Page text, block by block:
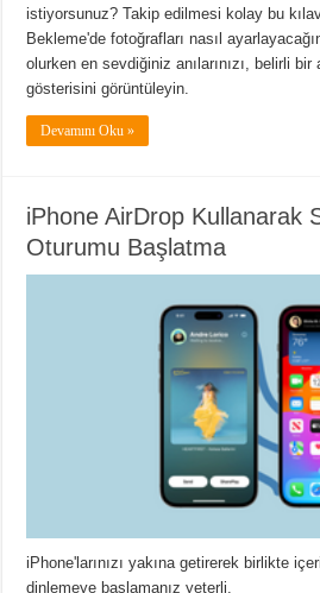
istiyorsunuz? Takip edilmesi kolay bu
Bekleme'de fotoğrafları nasıl
olurken en sevdiğiniz anılarınızı, belirli
gösterisini görüntüleyin.
Devamını Oku »
iPhone AirDrop Kullanarak
Oturumu Başlatma
iPhone'larınızı yakına getirerek birlikte
dinlemeye başlamanız yeterli.